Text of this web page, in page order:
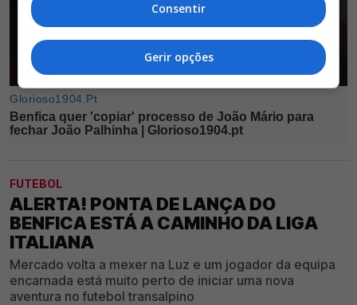
FUTEBOL
ALERTA! PONTA DE LANÇA DO
BENFICA ESTÁ A CAMINHO DA LIGA
ITALIANA
Mercado volta a mexer na Luz e um jogador da equipa
encarnada está muito perto de iniciar uma nova
aventura no futebol transalpino
Consentir
Gerir opções